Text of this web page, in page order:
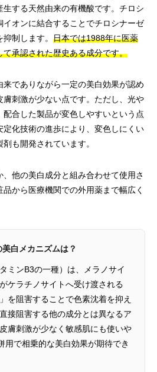
生する天然由来の有機酸です。チロシ
オンに結合することでチロシナーゼ
制します。 日本では1988年に医薬
承認された歴史ある成分です。
来でありながら一定の美白効果が認め
膚刺激が少ない点です。ただし、光や
合した製品が変色しやすいという点
化技術の進歩により、変色しにくい
も開発されています。
他の美白成分と組み合わせて使用さ
から医療機関での外用薬まで幅広く
白メカニズムは？
ミンB3の一種）は、メラノサイ
ケラチノサイトへ受け渡される
を阻害することで色素沈着を抑え
接阻害する他の成分とは異なるア
膚刺激が少なく敏感肌にも使いや
用で相乗的な美白効果が期待でき